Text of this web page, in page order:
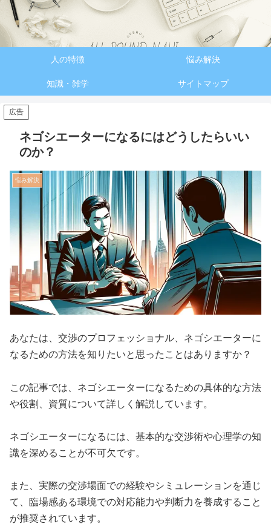
人の特徴 悩み解決
知識・雑学 サイトマップ
広告
ネゴシエーターになるにはどうしたらいい
のか？
悩み解決
あなたは、交渉のプロフェッショナル、ネゴシエーターに
なるための方法を知りたいと思ったことはありますか？
この記事では、ネゴシエーターになるための具体的な方法
や役割、資質について詳しく解説しています。
ネゴシエーターになるには、基本的な交渉術や心理学の知
識を深めることが不可欠です。
また、実際の交渉場面での経験やシミュレーションを通じ
て、臨場感ある環境での対応能力や判断力を養成すること
が推奨されています。